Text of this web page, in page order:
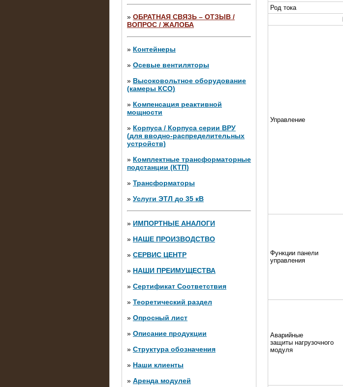
» ОБРАТНАЯ СВЯЗЬ – ОТЗЫВ /
ВОПРОС / ЖАЛОБА
» Контейнеры
» Осевые вентиляторы
» Высоковольтное оборудование
(камеры КСО)
» Компенсация реактивной
мощности
» Корпуса / Корпуса серии ВРУ
(для вводно-распределительных
устройств)
» Комплектные трансформаторные
подстанции (КТП)
» Трансформаторы
» Услуги ЭТЛ до 35 кВ
» ИМПОРТНЫЕ АНАЛОГИ
» НАШЕ ПРОИЗВОДСТВО
» СЕРВИС ЦЕНТР
» НАШИ ПРЕИМУЩЕСТВА
» Сертификат Соответствия
» Теоретический раздел
» Опросный лист
» Описание продукции
» Структура обозначения
» Наши клиенты
» Аренда модулей
10.04.2015
Аренда нагрузочного модуля 4 МВт,
10 кВ
28.02.2015
Нагрузочные модули 700 кВт (4
штуки)
10.10.2014
Нагрузочный комплекс 20 МВт в 2
яруса (напряжение 6-10 кВ)
Род тока
Управление
Функции панели
управления
Аварийные
защиты нагрузочного
модуля